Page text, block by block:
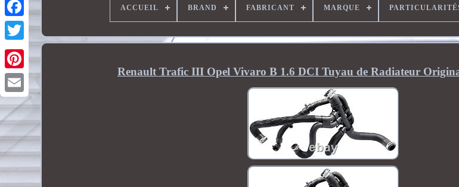
ACCUEIL BRAND FABRICANT MARQUE
Renault Trafic III Opel Vivaro B 1.6 DCI Tuyau de Radiateur